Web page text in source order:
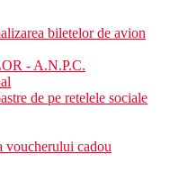
biletelor de avion
- A.N.P.C.
de pe retelele sociale
voucherului cadou